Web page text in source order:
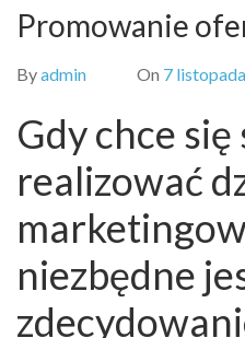
Promowanie
Byadmin On 7
Gdy chce
realizować
niezbędne